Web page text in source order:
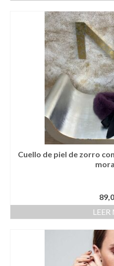
Cinturones
Colgantes
Collares y
Conjunto de
Coronas
Cuellos
Diademas
Esparteñas
Llaveros
Cuello de piel de zorro
LEER